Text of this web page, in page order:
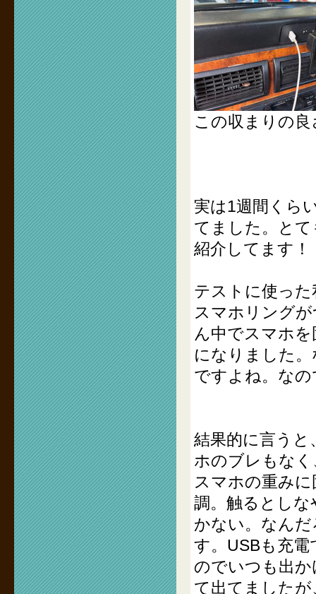
この収まりの
実は1週間くら
てました。と
紹介してます！
テストに使っ
スマホリング
ん中でスマホ
になりました
ですよね。な
結果的に言う
ホのブレもな
スマホの重み
調。触るとし
かない。なん
す。USBも充
のでいつも出
て出てました